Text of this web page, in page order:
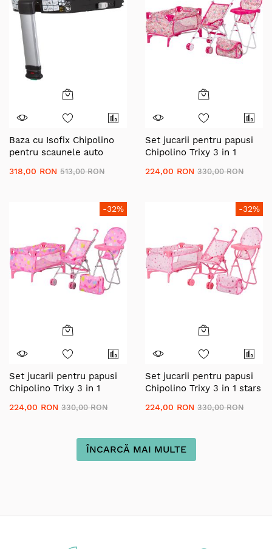
Baza cu Isofix Chipolino
pentru scaunele auto
318,00 RON 513,00 RON
Set jucarii pentru papusi
Chipolino Trixy 3 in 1
224,00 RON 330,00 RON
-32%
Set jucarii pentru papusi
Chipolino Trixy 3 in 1
224,00 RON 330,00 RON
-32%
Set jucarii pentru papusi
Chipolino Trixy 3 in 1 stars
224,00 RON 330,00 RON
ÎNCARCĂ MAI MULTE